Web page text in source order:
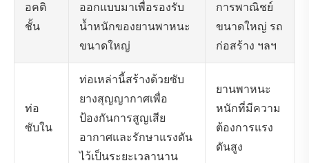
อคติ
ชั้น
ออกแบบมาเพื่อรองรับ
น้ำหนักของยานพาหนะ
ขนาดใหญ่
การพาณิชย์
ขนาดใหญ่ รถ
ก่อสร้าง ฯลฯ
ท่อ
ซับใน
ท่อเหล่านี้สร้างด้วยซับ
ยางสุญญากาศเพื่อ
ป้องกันการสูญเสีย
อากาศและรักษาแรงดัน
ไว้เป็นระยะเวลานาน
ยานพาหนะ
หนักที่มีความ
ต้องการแรง
ดันสูง